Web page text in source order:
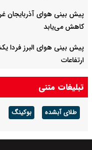
کاهش می‌یابد
ارتفاعات
تبلیغات متنی
طلای آبشده بوکینگ